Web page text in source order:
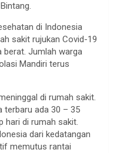
di Indonesia
sakit rujukan Covid-19
berat. Jumlah warga
Mandiri terus
di rumah sakit.
terbaru ada 30 – 35
hari di rumah sakit.
dari kedatangan
memutus rantai